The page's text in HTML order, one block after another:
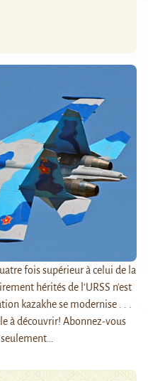
fois supérieur à celui de la
hérités de l'URSS n'est
kazakhe se modernise . . .
à découvrir! Abonnez-vous